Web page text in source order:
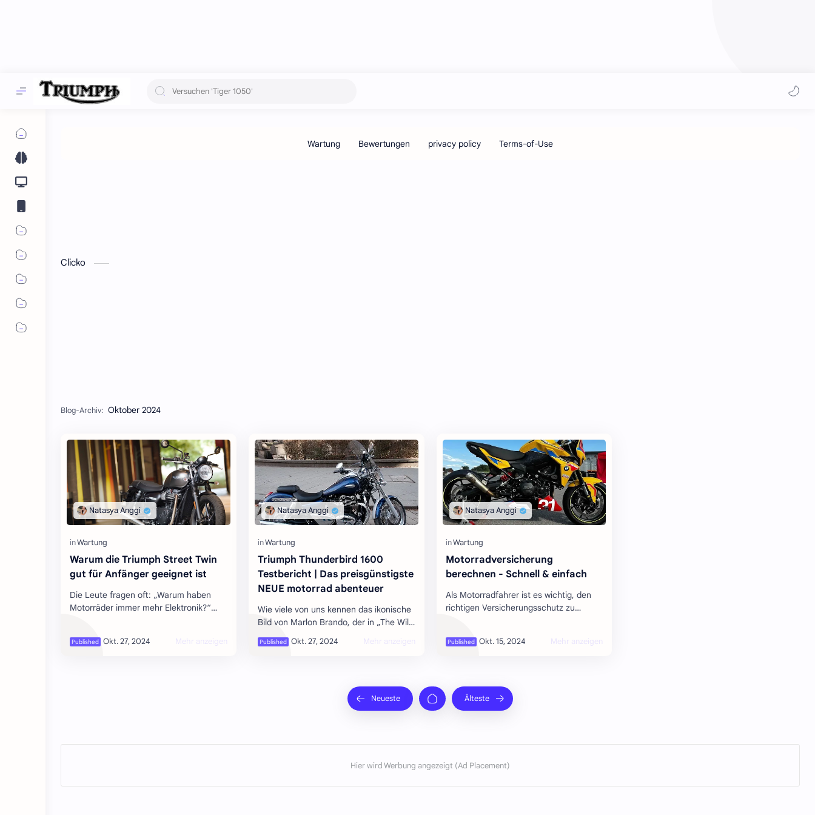
Clicko
Oktober 2024
Warum die Triumph Street Twin
gut für Anfänger geeignet ist
Die Leute fragen oft: „Warum haben
Motorräder immer mehr Elektronik?“
Motor…
Triumph Thunderbird 1600
Testbericht | Das preisgünstigste
NEUE motorrad abenteuer
Wie viele von uns kennen das ikonische
Bild von Marlon Brando, der in „The Wild
One“ rittlings auf einem Triumph
Thunderbird von 1950 sitzt? Nun, da…
Motorradversicherung
berechnen - Schnell & einfach
Als Motorradfahrer ist es wichtig, den
richtigen Versicherungsschutz zu